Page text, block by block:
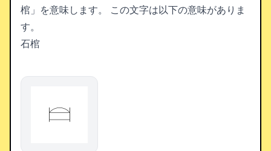
棺」を意味します。
この文字は以下の意味がありま
す。
石棺
𓊭